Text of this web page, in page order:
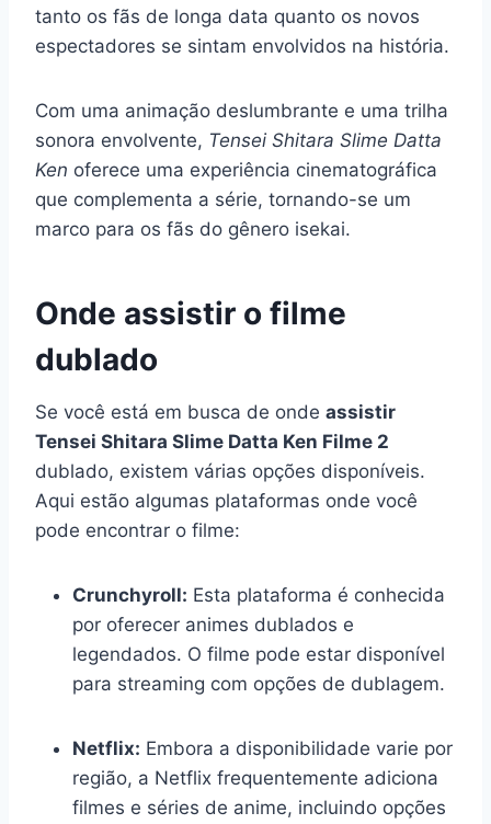
tanto os fãs de longa data quanto os novos
espectadores se sintam envolvidos na história.
Com uma animação deslumbrante e uma trilha
sonora envolvente, Tensei Shitara Slime Datta
Ken oferece uma experiência cinematográfica
que complementa a série, tornando-se um
marco para os fãs do gênero isekai.
Onde assistir o filme
dublado
Se você está em busca de onde assistir
Tensei Shitara Slime Datta Ken Filme 2
dublado, existem várias opções disponíveis.
Aqui estão algumas plataformas onde você
pode encontrar o filme:
Crunchyroll: Esta plataforma é conhecida
por oferecer animes dublados e
legendados. O filme pode estar disponível
para streaming com opções de dublagem.
Netflix: Embora a disponibilidade varie por
região, a Netflix frequentemente adiciona
filmes e séries de anime, incluindo opções